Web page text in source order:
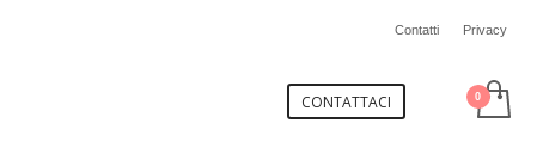
Contatti Privacy
CONTATTACI